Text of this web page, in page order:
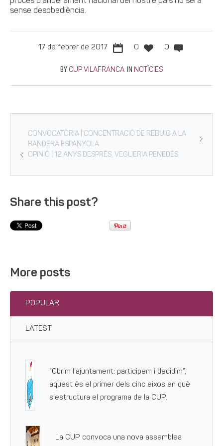
sense desobediència.
17 de febrer de 2017 0 0
BY CUP VILAFRANCA IN NOTÍCIES
CONVOCATÒRIA | CONCENTRACIÓ DE REBUIG A LA
BANDERA ESPANYOLA
OPINIÓ | 12 ANYS DESPRÉS, VEGUERIA PENEDÈS
Share this post?
More posts
POPULAR
LATEST
“Obrim l’ajuntament: participem i decidim”,
aquest és el primer dels cinc eixos en què
s’estructura el programa de la CUP.
La CUP convoca una nova assemblea